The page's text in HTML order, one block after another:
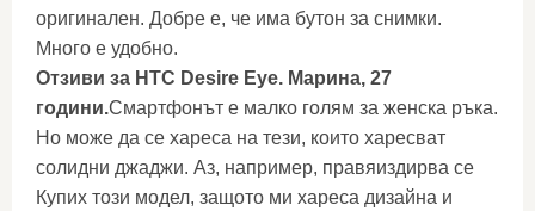
оригинален. Добре е, че има бутон за снимки.
Много е удобно.
Отзиви за HTC Desire Eye. Марина, 27
години.Смартфонът е малко голям за женска ръка.
Но може да се хареса на тези, които харесват
солидни джаджи. Аз, например, правяиздирва се
Купих този модел, защото ми хареса дизайна и